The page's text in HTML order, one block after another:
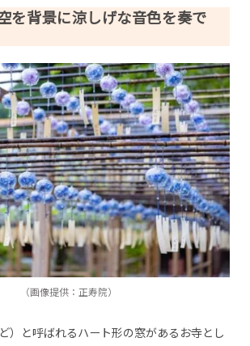
を背景に涼しげな音色を奏で
（画像提供：正寿院）
）と呼ばれるハート形の窓があるお寺とし